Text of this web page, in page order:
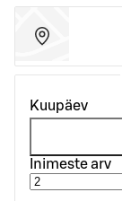
Kuupäev
Inimeste arv